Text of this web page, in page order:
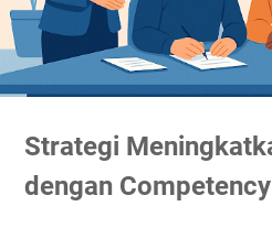
Strategi
dengan